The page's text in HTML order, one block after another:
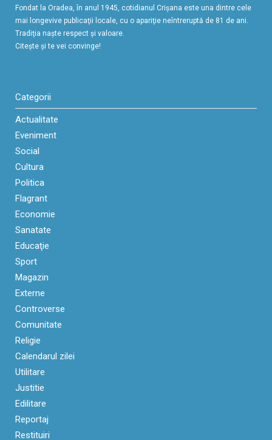
Fondat la Oradea, în anul 1945, cotidianul Crişana este una dintre cele
mai longevive publicaţii locale, cu o apariţie neîntreruptă de 81 de ani.
Tradiţia naşte respect şi valoare.
Citeşte şi te vei convinge!
Categorii
Actualitate
Eveniment
Social
Cultura
Politica
Flagrant
Economie
Sanatate
Educaţie
Sport
Magazin
Externe
Controverse
Comunitate
Religie
Calendarul zilei
Utilitare
Justitie
Edilitare
Reportaj
Restituiri